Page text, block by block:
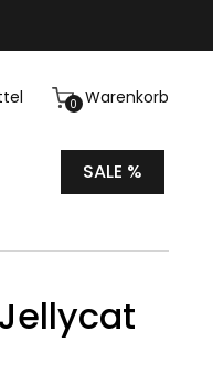
0 Warenkorb
SALE %